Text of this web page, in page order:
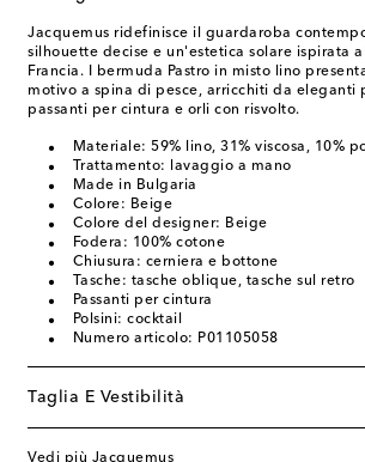
Jacquemus ridefinisce il guardaroba
silhouette decise e un'estetica solare ispirata
Francia. I bermuda Pastro in misto lino
motivo a spina di pesce, arricchiti da eleganti
passanti per cintura e orli con risvolto.
Materiale: 59% lino, 31% viscosa, 10%
Trattamento: lavaggio a mano
Made in Bulgaria
Colore: Beige
Colore del designer: Beige
Fodera: 100% cotone
Chiusura: cerniera e bottone
Tasche: tasche oblique, tasche sul retro
Passanti per cintura
Polsini: cocktail
Numero articolo: P01105058
Taglia E Vestibilità
Vedi più Jacquemus